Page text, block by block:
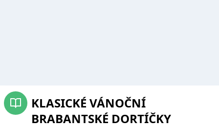
KLASICKÉ VÁNOČNÍ
BRABANTSKÉ DORTÍČKY